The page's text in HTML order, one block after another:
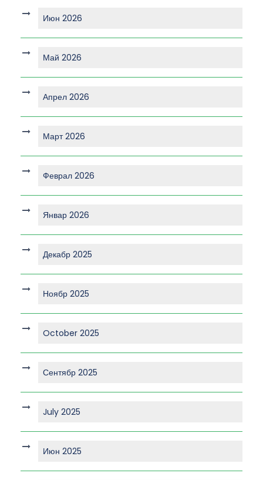
Июн 2026
Май 2026
Апрел 2026
Март 2026
Феврал 2026
Январ 2026
Декабр 2025
Ноябр 2025
October 2025
Сентябр 2025
July 2025
Июн 2025